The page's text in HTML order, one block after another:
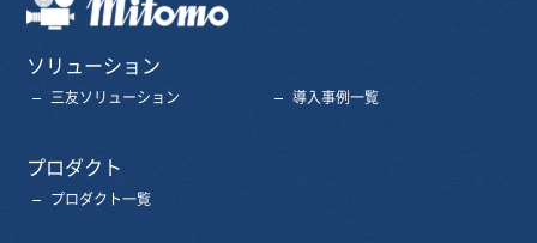
ソリューション
三友ソリューション 導入事例一覧
プロダクト
プロダクト一覧